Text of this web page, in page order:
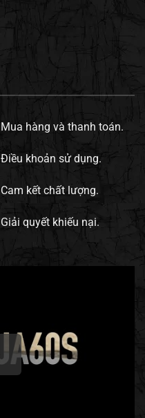
Mua hàng và thanh toán.
Điều khoản sử dụng.
Cam kết chất lượng.
Giải quyết khiếu nại.